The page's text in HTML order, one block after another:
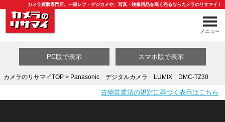
カメラ買取専門店。一眼レフ・デジカメや、写真・映像用品を高く売るならカメラのリサマイ！
メニュー
買取カテゴリ一覧
PC版で表示 スマホ版で表示
カメラのリサマイTOP> Panasonic デジタルカメラ LUMIX DMC-TZ30
古物営業法の規定に基づく表示はこちら